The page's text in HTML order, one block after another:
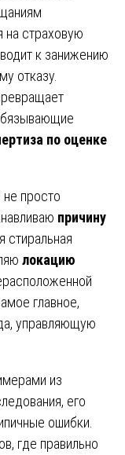
на страховую
к занижению
отказу.
по оценке
просто
причину
стиральная
локацию
главное,
управляющую
из
его
ошибки.
где правильно